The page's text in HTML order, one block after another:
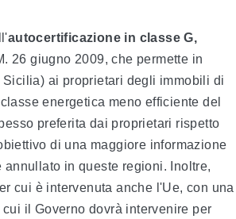
autocertificazione in classe G,
26 giugno 2009, che permette in
ai proprietari degli immobili di
energetica meno efficiente del
preferita dai proprietari rispetto
di una maggiore informazione
in queste regioni. Inoltre,
cui è intervenuta anche l'Ue, con una
il Governo dovrà intervenire per